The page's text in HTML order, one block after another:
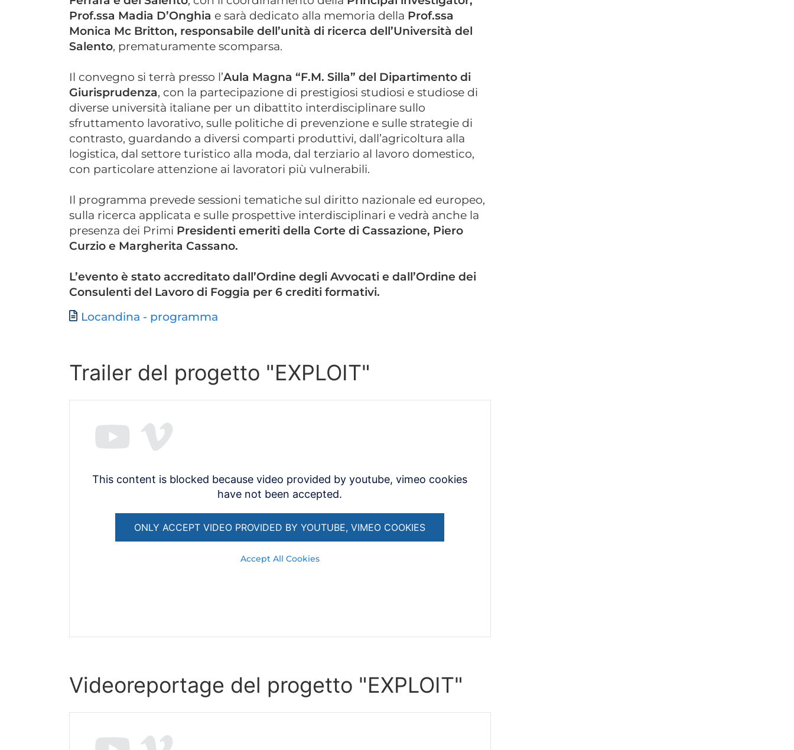
Prof.ssa Madia D’Onghia e sarà dedicato alla memoria della Prof.ssa
Monica Mc Britton, responsabile dell’unità di ricerca dell’Università del
Salento, prematuramente scomparsa.
Il convegno si terrà presso l’Aula Magna “F.M. Silla” del Dipartimento di
Giurisprudenza, con la partecipazione di prestigiosi studiosi e studiose di
diverse università italiane per un dibattito interdisciplinare sullo
sfruttamento lavorativo, sulle politiche di prevenzione e sulle strategie di
contrasto, guardando a diversi comparti produttivi, dall’agricoltura alla
logistica, dal settore turistico alla moda, dal terziario al lavoro domestico,
con particolare attenzione ai lavoratori più vulnerabili.
Il programma prevede sessioni tematiche sul diritto nazionale ed europeo,
sulla ricerca applicata e sulle prospettive interdisciplinari e vedrà anche la
presenza dei Primi Presidenti emeriti della Corte di Cassazione, Piero
Curzio e Margherita Cassano.
L’evento è stato accreditato dall’Ordine degli Avvocati e dall’Ordine dei
Consulenti del Lavoro di Foggia per 6 crediti formativi.
Documento
Locandina - programma
Trailer del progetto "EXPLOIT"
This content is blocked because video provided by youtube, vimeo cookies
have not been accepted.
ONLY ACCEPT VIDEO PROVIDED BY YOUTUBE, VIMEO COOKIES
Accept All Cookies
Videoreportage del progetto "EXPLOIT"